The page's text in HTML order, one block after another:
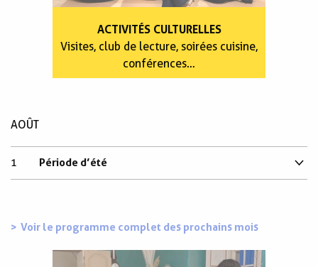
ACTIVITÉS CULTURELLES
Visites, club de lecture, soirées cuisine,
conférences…
AOÛT
1 Période d’été
Voir le programme complet des prochains mois